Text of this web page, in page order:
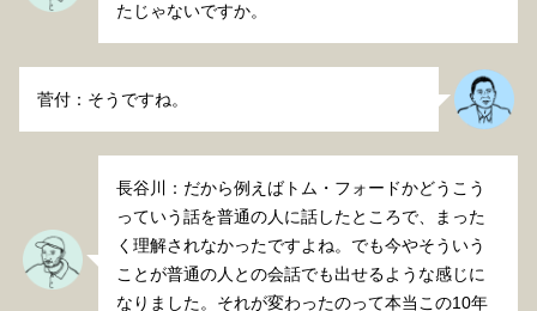
たじゃないですか。
菅付：そうですね。
長谷川：だから例えばトム・フォードかどうこう
っていう話を普通の人に話したところで、まった
く理解されなかったですよね。でも今やそういう
ことが普通の人との会話でも出せるような感じに
なりました。それが変わったのって本当この10年